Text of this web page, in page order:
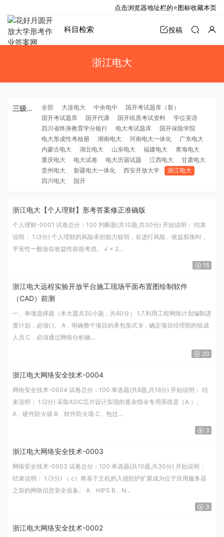
科目检索 投稿
浙江电大
三级分
全部 大连电大 中央电中
国开考试题库（新）
国开考试题库
国开代课 国开纸质考试资料
学位英语
四川省终身教育学分银行
电大考试题库
国开保险学院
电大形成性考核册
湖南电大 河南电大一体化
广东电大
内蒙古电大
湖北电大 山东电大 福建电大
青海电大
重庆电大
电大试卷 电大历届试题 江西电大
甘肃电大
贵州电大
新疆电大一体化 西安开放大学
浙江电大
四川电大
国开
浙江电大【个人理财】形考答案修正准确版
个人理财-0001 试卷总分：100 判断题(共10题,共30分) 开始说明： 结束
说明： 1.(3分) 个人理财的风险承担能力较弱，在进行风险、收益权衡时，
平安性一般放在收益性前面考虑。 √ × 2...
15
浙江电大远程实验开放平台施工现场平面布置图绘制软件
（CAD）前测
一、单项选择题（本大题共20小题，共60分） 1.7.利用工程网络计划编制进
度计划，必须( )。 A．明确整个项目的承包形式 B．确定项目经理部的组成
人员 C．必须通过网络分析确...
20
浙江电大网络安全技术-0004
网络安全技术-0004 试卷总分：100 单选题(共8题,共16分) 开始说明： 结
束说明： 1.(2分) 采取ASIC芯片设计实现的复杂指令专用系统是（A ）。
A、硬件防火墙 B、软件防火墙 C、包过...
3
浙江电大网络安全技术-0003
网络安全技术-0003 试卷总分：100 单选题(共10题,共30分) 开始说明：
结束说明： 1.(3分) （ c）将基于主机的入侵防护扩展成为位于应用服务器
之前的网络信息安全设备。 A、HIPS B、N...
3
浙江电大网络安全技术-0002
点击浏览器地址栏的⭐图标收藏本页